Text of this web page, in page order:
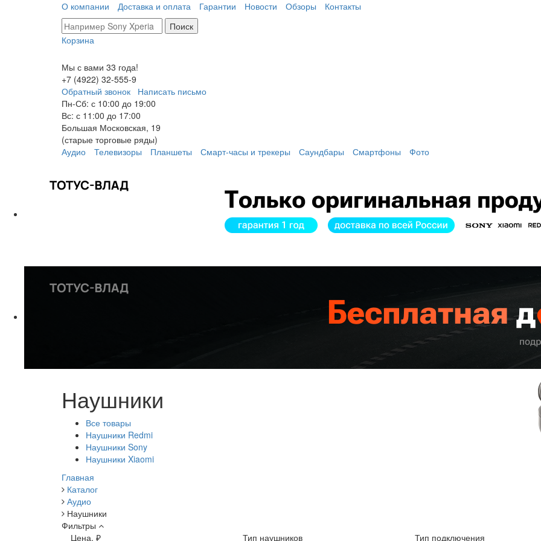
О компании Доставка и оплата Гарантии Новости Обзоры
Контакты
Поиск
Корзина
Мы с вами 33 года!
+7 (4922) 32-555-9
Обратный звонок
Написать письмо
Пн-Сб: с 10:00 до 19:00
Вс: с 11:00 до 17:00
Большая Московская, 19
(старые торговые ряды)
Аудио
Телевизоры Планшеты Смарт-часы и трекеры Саундбары Смартфоны Фото
Наушники
Все товары
Наушники Redmi
Наушники Sony
Наушники Xiaomi
Главная
Каталог
Аудио
Наушники
Фильтры
Цена, ₽
Тип наушников Тип подключения